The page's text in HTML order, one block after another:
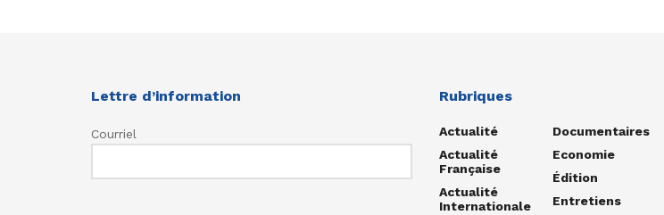
Lettre d’information
Courriel
Rubriques
Actualité
Actualité
Française
Actualité
Internationale
Documentaires
Economie
Édition
Entretiens